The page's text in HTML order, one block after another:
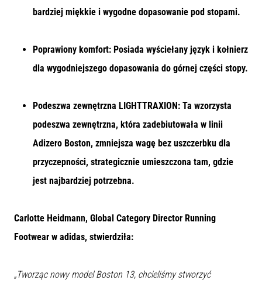
profilaktyka
biegacza,
również
pasma
biodrowo-
piszczelowego
(ITBS),
niezwykle
powszechny
Pokaż
artykuły
bardziej miękkie i wygodne dopasowanie pod stopami.​
Poprawiony komfort: Posiada wyściełany język i kołnierz
dla wygodniejszego dopasowania do górnej części stopy.
Podeszwa zewnętrzna LIGHTTRAXION: Ta wzorzysta
podeszwa zewnętrzna, która zadebiutowała w linii
Adizero Boston, zmniejsza wagę bez uszczerbku dla
przyczepności, strategicznie umieszczona tam, gdzie
jest najbardziej potrzebna.
Carlotte Heidmann, Global Category Director Running
Footwear w adidas, stwierdziła:
„Tworząc nowy model Boston 13, chcieliśmy stworzyć